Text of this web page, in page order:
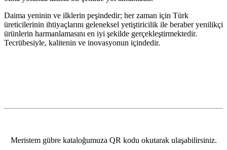
Daima yeninin ve ilklerin peşindedir; her zaman için Türk
üreticilerinin ihtiyaçlarını geleneksel yetiştiricilik ile beraber yenilikçi
ürünlerin harmanlamasını en iyi şekilde gerçekleştirmektedir.
Tecrübesiyle, kalitenin ve inovasyonun içindedir.
Meristem gübre kataloğumuza QR kodu okutarak ulaşabilirsiniz.